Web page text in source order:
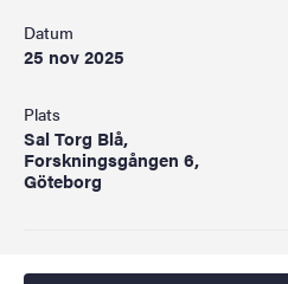
Datum
25 nov 2025
Plats
Sal Torg Blå,
Forskningsgången 6,
Göteborg